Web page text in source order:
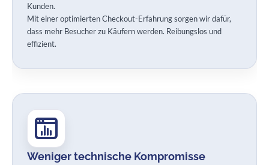
Kunden.
Mit einer optimierten Checkout-Erfahrung sorgen wir dafür,
dass mehr Besucher zu Käufern werden. Reibungslos und
effizient.
Weniger technische Kompromisse